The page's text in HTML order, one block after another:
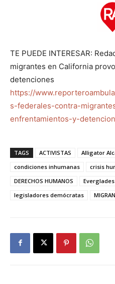
TE PUEDE INTERESAR:
migrantes en California
detenciones
https://
s-federales-contra-
enfrentamientos-y-
TAGS ACTIVISTAS Alligator
condiciones inhumanas
crisis
DERECHOS HUMANOS
Everglades
legisladores demócratas